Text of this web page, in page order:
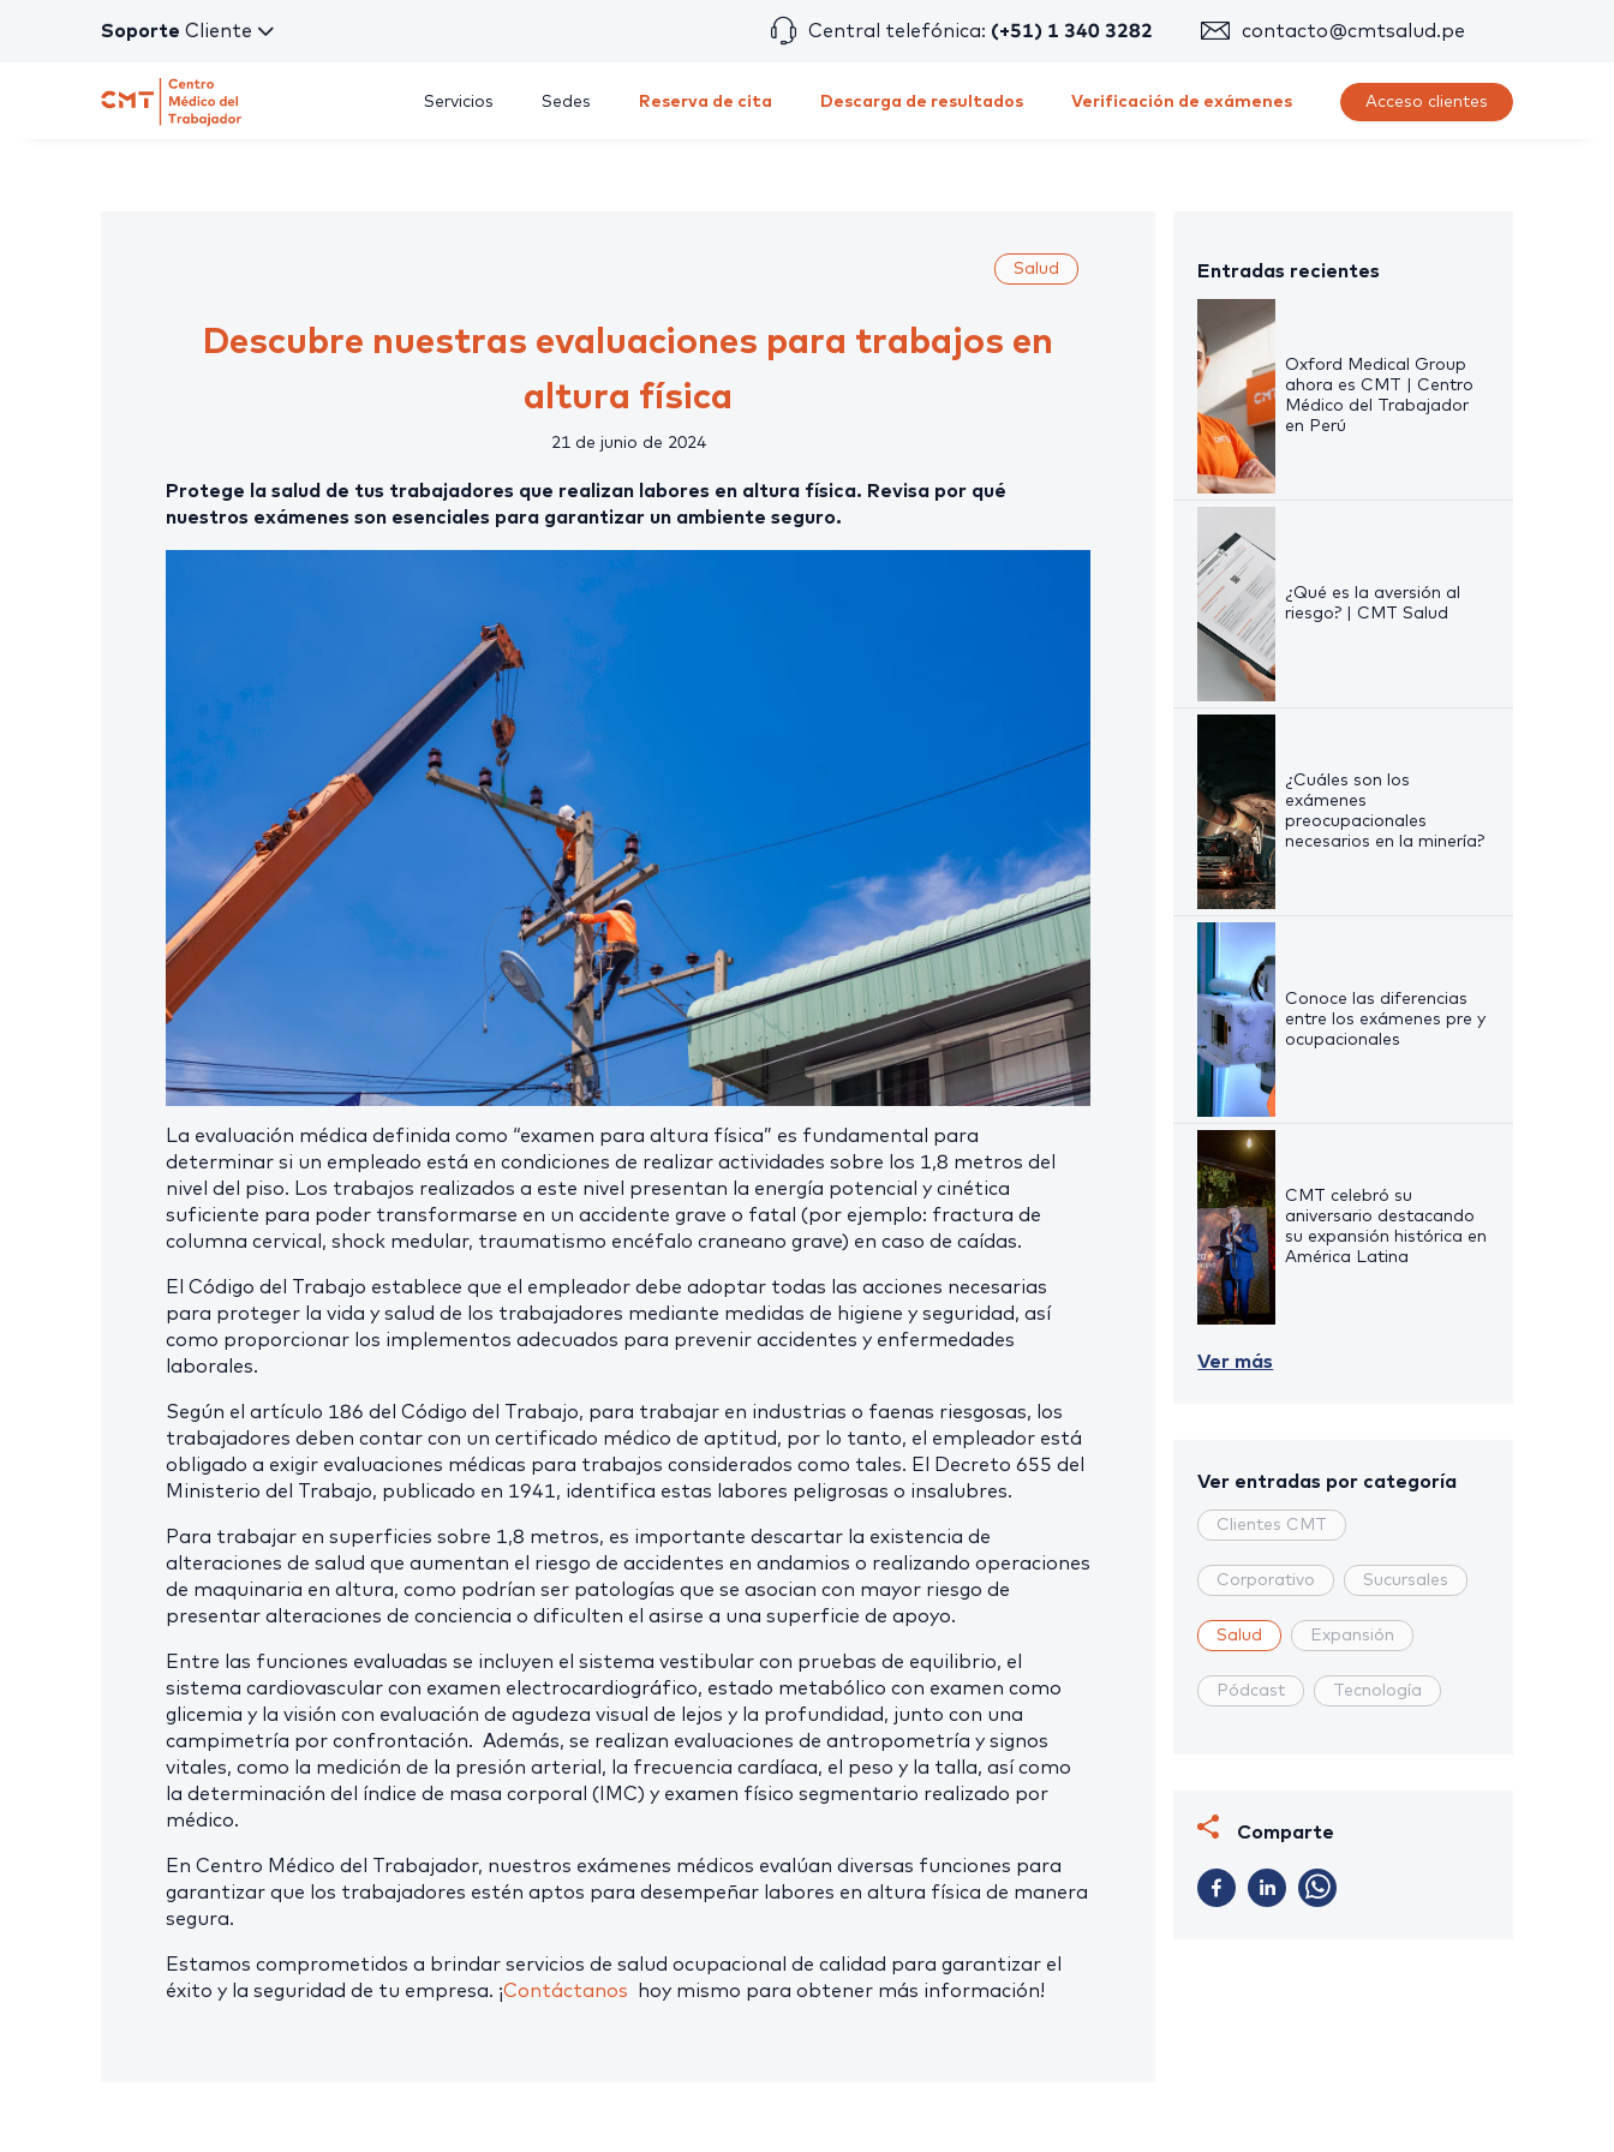
Soporte Cliente Central telefónica: (+51) 1 340 3282 contacto@cmtsalud.pe
Servicios Sedes Reserva de cita Descarga de resultados Verificación de exámenes Acceso clientes
Salud
Descubre nuestras evaluaciones para trabajos en
altura física
21 de junio de 2024
Protege la salud de tus trabajadores que realizan labores en altura física. Revisa por qué
nuestros exámenes son esenciales para garantizar un ambiente seguro.
La evaluación médica definida como “examen para altura física” es fundamental para
determinar si un empleado está en condiciones de realizar actividades sobre los 1,8 metros del
nivel del piso. Los trabajos realizados a este nivel presentan la energía potencial y cinética
suficiente para poder transformarse en un accidente grave o fatal (por ejemplo: fractura de
columna cervical, shock medular, traumatismo encéfalo craneano grave) en caso de caídas.
El Código del Trabajo establece que el empleador debe adoptar todas las acciones necesarias
para proteger la vida y salud de los trabajadores mediante medidas de higiene y seguridad, así
como proporcionar los implementos adecuados para prevenir accidentes y enfermedades
laborales.
Según el artículo 186 del Código del Trabajo, para trabajar en industrias o faenas riesgosas, los
trabajadores deben contar con un certificado médico de aptitud, por lo tanto, el empleador está
obligado a exigir evaluaciones médicas para trabajos considerados como tales. El Decreto 655 del
Ministerio del Trabajo, publicado en 1941, identifica estas labores peligrosas o insalubres.
Para trabajar en superficies sobre 1,8 metros, es importante descartar la existencia de
alteraciones de salud que aumentan el riesgo de accidentes en andamios o realizando operaciones
de maquinaria en altura, como podrían ser patologías que se asocian con mayor riesgo de
presentar alteraciones de conciencia o dificulten el asirse a una superficie de apoyo.
Entre las funciones evaluadas se incluyen el sistema vestibular con pruebas de equilibrio, el
sistema cardiovascular con examen electrocardiográfico, estado metabólico con examen como
glicemia y la visión con evaluación de agudeza visual de lejos y la profundidad, junto con una
campimetría por confrontación. Además, se realizan evaluaciones de antropometría y signos
vitales, como la medición de la presión arterial, la frecuencia cardíaca, el peso y la talla, así como
la determinación del índice de masa corporal (IMC) y examen físico segmentario realizado por
médico.
En Centro Médico del Trabajador, nuestros exámenes médicos evalúan diversas funciones para
garantizar que los trabajadores estén aptos para desempeñar labores en altura física de manera
segura.
Estamos comprometidos a brindar servicios de salud ocupacional de calidad para garantizar el
éxito y la seguridad de tu empresa. ¡Contáctanos hoy mismo para obtener más información!
Entradas recientes
Oxford Medical Group
ahora es CMT | Centro
Médico del Trabajador
en Perú
¿Qué es la aversión al
riesgo? | CMT Salud
¿Cuáles son los
exámenes
preocupacionales
necesarios en la minería?
Conoce las diferencias
entre los exámenes pre y
ocupacionales
CMT celebró su
aniversario destacando
su expansión histórica en
América Latina
Ver más
Ver entradas por categoría
Clientes CMT
Corporativo Sucursales
Salud Expansión
Pódcast Tecnología
Comparte